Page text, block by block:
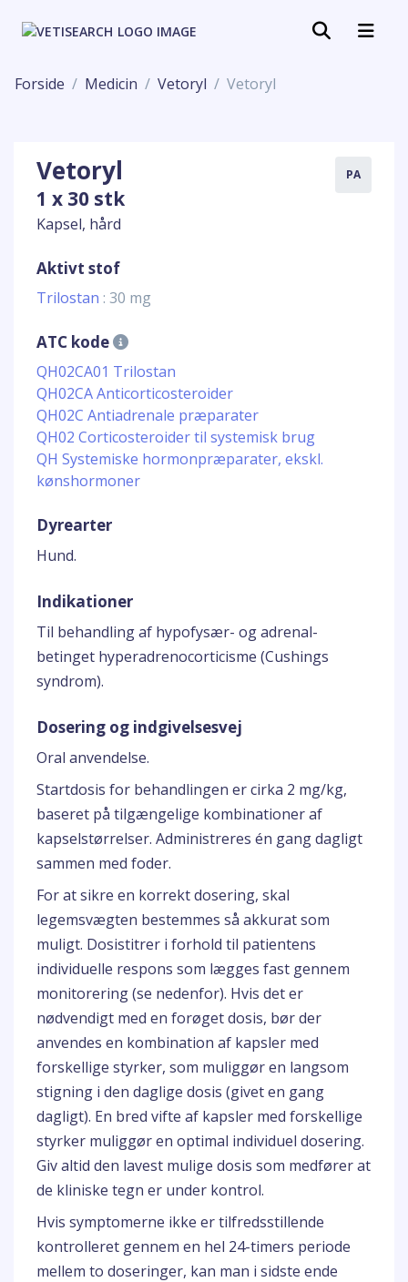
Forside Medicin Vetoryl Vetoryl
Vetoryl
1 x 30 stk
Kapsel, hård
PA
Aktivt stof
Trilostan : 30 mg
ATC kode
QH02CA01 Trilostan
QH02CA Anticorticosteroider
QH02C Antiadrenale præparater
QH02 Corticosteroider til systemisk brug
QH Systemiske hormonpræparater, ekskl.
kønshormoner
Dyrearter
Hund.
Indikationer
Til behandling af hypofysær- og adrenal-
betinget hyperadrenocorticisme (Cushings
syndrom).
Dosering og indgivelsesvej
Oral anvendelse.
Startdosis for behandlingen er cirka 2 mg/kg,
baseret på tilgængelige kombinationer af
kapselstørrelser. Administreres én gang dagligt
sammen med foder.
For at sikre en korrekt dosering, skal
legemsvægten bestemmes så akkurat som
muligt. Dosistitrer i forhold til patientens
individuelle respons som lægges fast gennem
monitorering (se nedenfor). Hvis det er
nødvendigt med en forøget dosis, bør der
anvendes en kombination af kapsler med
forskellige styrker, som muliggør en langsom
stigning i den daglige dosis (givet en gang
dagligt). En bred vifte af kapsler med forskellige
styrker muliggør en optimal individuel dosering.
Giv altid den lavest mulige dosis som medfører at
de kliniske tegn er under kontrol.
Hvis symptomerne ikke er tilfredsstillende
kontrolleret gennem en hel 24-timers periode
mellem to doseringer, kan man i sidste ende